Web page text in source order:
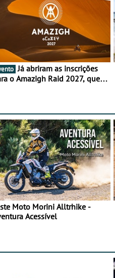
Já abriram as inscrições
o Amazigh Raid 2027, que
Moto Morini Alltrhike -
Acessível